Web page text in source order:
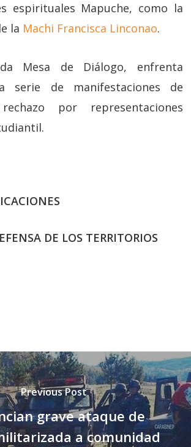
espirituales Mapuche, como la
la Machi Francisca Linconao.
Mesa de Diálogo, enfrenta
serie de manifestaciones de
por representaciones
DE LOS TERRITORIOS
Previous Post
grave ataque de
a comunidad